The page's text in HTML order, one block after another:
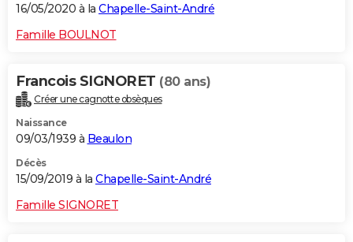
16/05/2020 à la Chapelle-Saint-André
Famille BOULNOT
Francois SIGNORET (80 ans)
Créer une cagnotte obsèques
Naissance
09/03/1939 à Beaulon
Décès
15/09/2019 à la Chapelle-Saint-André
Famille SIGNORET